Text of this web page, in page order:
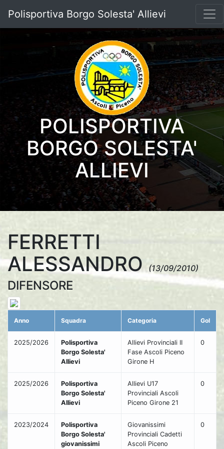
Polisportiva Borgo Solesta' Allievi
POLISPORTIVA
BORGO SOLESTA'
ALLIEVI
FERRETTI
ALESSANDRO(13/09/2010)
DIFENSORE
Anno Squadra Categoria Gol
2025/2026
Polisportiva
Borgo Solesta'
Allievi
Allievi Provinciali II
Fase Ascoli Piceno
Girone H
0
2025/2026
Polisportiva
Borgo Solesta'
Allievi
Allievi U17
Provinciali Ascoli
Piceno Girone 21
0
2023/2024
Polisportiva
Borgo Solesta'
giovanissimi
Giovanissimi
Provinciali Cadetti
Ascoli Piceno
0